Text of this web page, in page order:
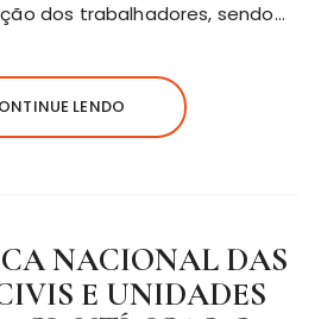
dos trabalhadores, sendo…
LENDO
NACIONAL DAS
E UNIDADES